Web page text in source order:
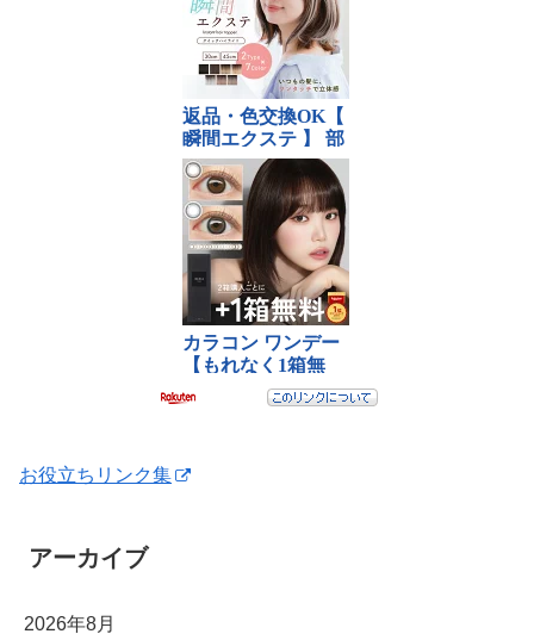
お役立ちリンク集
アーカイブ
2026年8月